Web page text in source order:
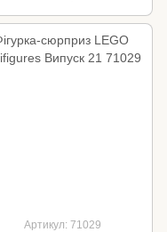
Артикул: 71029